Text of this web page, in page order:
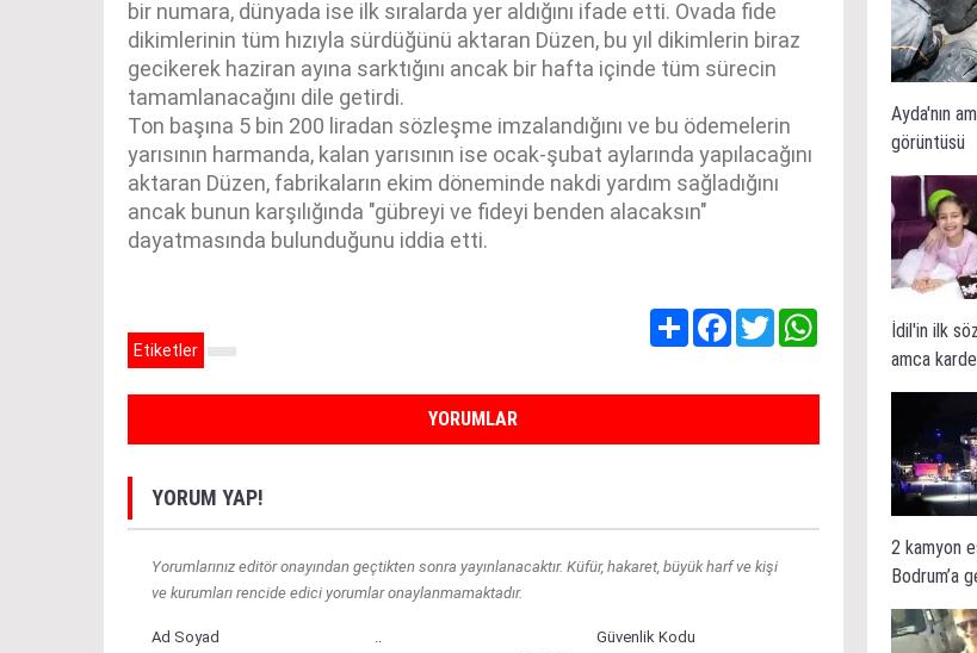
bir numara, dünyada ise ilk sıralarda yer aldığını ifade etti. Ovada fide
dikimlerinin tüm hızıyla sürdüğünü aktaran Düzen, bu yıl dikimlerin biraz
gecikerek haziran ayına sarktığını ancak bir hafta içinde tüm sürecin
tamamlanacağını dile getirdi.
Ton başına 5 bin 200 liradan sözleşme imzalandığını ve bu ödemelerin
yarısının harmanda, kalan yarısının ise ocak-şubat aylarında yapılacağını
aktaran Düzen, fabrikaların ekim döneminde nakdi yardım sağladığını
ancak bunun karşılığında "gübreyi ve fideyi benden alacaksın"
dayatmasında bulunduğunu iddia etti.
Share Facebook
TwitterWhatsApp
Etiketler
YORUMLAR
YORUM YAP!
Yorumlarınız editör onayından geçtikten sonra yayınlanacaktır. Küfür, hakaret, büyük harf ve kişi
ve kurumları rencide edici yorumlar onaylanmamaktadır.
Ad Soyad Güvenlik Kodu
Ayda'nın
görüntüsü
İdil'in ilk
amca
2 kamyon
Bodrum’a